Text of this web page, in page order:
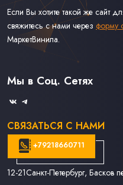
Если Вы хотите такой же сайт
свяжитесь с нами через форму
МаркетВинила.
Каталог Винила, CD и Кассет
Доставка и Оплата
Связаться С Нами
Мы в Соц. Сетях
СВЯЗАТЬСЯ С НАМИ
+79218660711
12-21Санкт-Петербург, Басков